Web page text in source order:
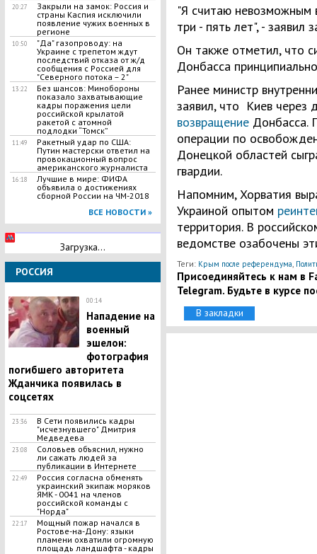
20:27
Закрыли на замок: Россия и
страны Каспия исключили
появление чужих военных в
регионе
10:50
"Да" газопроводу: на
Украине с трепетом ждут
последствий отказа от ж/д
сообщения с Россией для
"Северного потока – 2"
13:22
Без шансов: Минобороны
показало захватывающие
кадры поражения цели
российской крылатой
ракетой с атомной
подлодки “Томск”
11:49
Ракетный удар по США:
Путин мастерски ответил на
провокационный вопрос
американского журналиста
16:18
Лучшие в мире: ФИФА
объявила о достижениях
сборной России на ЧМ-2018
ВСЕ НОВОСТИ »
Загрузка...
РОССИЯ
00:14
Нападение на
военный
эшелон:
фотография
погибшего авторитета
Жданчика появилась в
соцсетях
23:36
В Сети появились кадры
"исчезнувшего" Дмитрия
Медведева
23:08
Соловьев объяснил, нужно
ли сажать людей за
публикации в Интернете
22:49
Россия согласна обменять
украинский экипаж моряков
ЯМК - 0041 на членов
российской команды с
"Норда"
22:17
Мощный пожар начался в
Ростове-на-Дону: языки
пламени охватили огромную
площадь ландшафта - кадры
"Я считаю
три - пять лет", - заявил
Он также отметил, что
Донбасса
Ранее министр
заявил, что Киев через
возвращениеДонбасса.
операции по
Донецкой областей
гвардии.
Напомним, Хорватия
Украиной опытом
территория. В
ведомстве озабочены
Теги: Крым после референдума,
Присоединяйтесь к нам в
Telegram. Будьте в курсе
В закладки